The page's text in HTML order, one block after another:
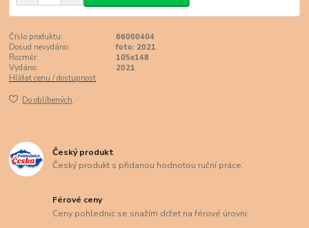
Číslo produktu:
66000404
Dosud nevydáno:
foto: 2021
Rozměr:
105x148
Vydáno:
2021
Hlídat cenu / dostupnost
Do oblíbených
Český produkt
Český produkt s přidanou hodnotou ruční práce.
Férové ceny
Ceny pohlednic se snažím držet na férové úrovni.